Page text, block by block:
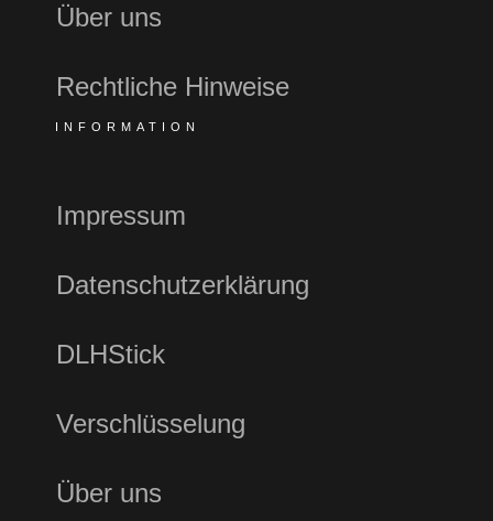
Über uns
Rechtliche Hinweise
INFORMATION
Impressum
Datenschutzerklärung
DLHStick
Verschlüsselung
Über uns